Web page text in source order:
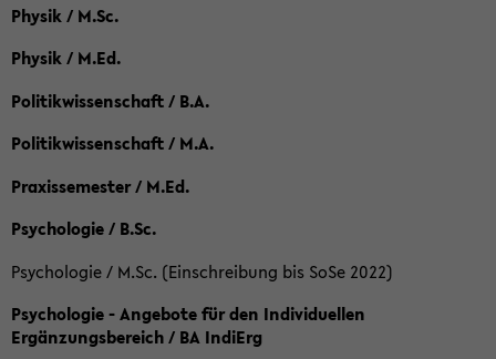
Physik / M.Sc.
Physik / M.Ed.
Politikwissenschaft / B.A.
Politikwissenschaft / M.A.
Praxissemester / M.Ed.
Psychologie / B.Sc.
Psychologie / M.Sc. (Einschreibung bis SoSe 2022)
Psychologie - Angebote für den Individuellen
Ergänzungsbereich / BA IndiErg